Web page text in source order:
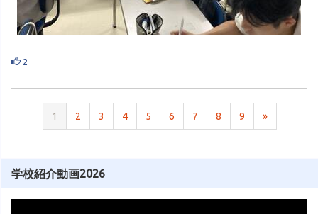
2
1 2 3 4 5 6 7 8 9 »
学校紹介動画2026